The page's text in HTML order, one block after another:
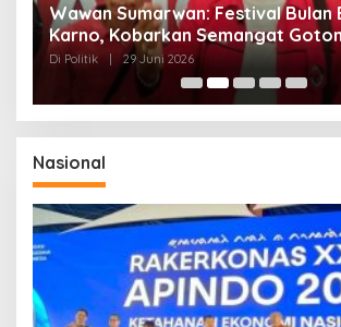
Wawan Sumarwan: Festival Bulan
Karno, Kobarkan Semangat
dan Kepedulian Sosial
Di Politik | 29 Juni 2026
Nasional